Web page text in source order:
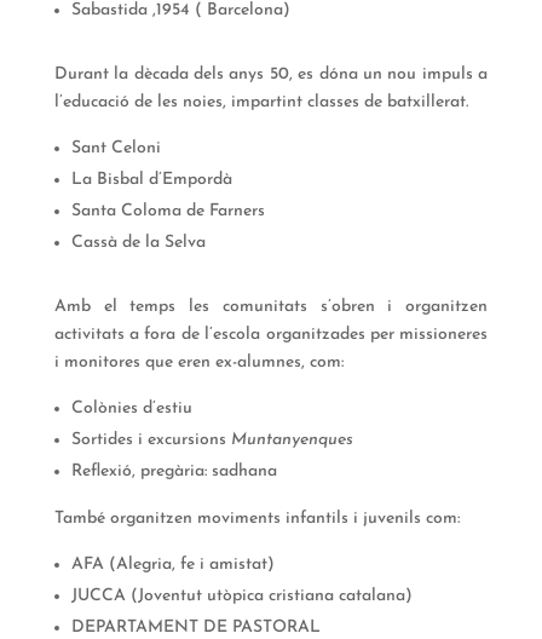
Sabastida ,1954 ( Barcelona)
Durant la dècada dels anys 50, es dóna un nou impuls a
l’educació de les noies, impartint classes de batxillerat.
Sant Celoni
La Bisbal d’Empordà
Santa Coloma de Farners
Cassà de la Selva
Amb el temps les comunitats s’obren i organitzen
activitats a fora de l’escola organitzades per missioneres
i monitores que eren ex-alumnes, com:
Colònies d’estiu
Sortides i excursions Muntanyenques
Reflexió, pregària: sadhana
També organitzen moviments infantils i juvenils com:
AFA (Alegria, fe i amistat)
JUCCA (Joventut utòpica cristiana catalana)
DEPARTAMENT DE PASTORAL